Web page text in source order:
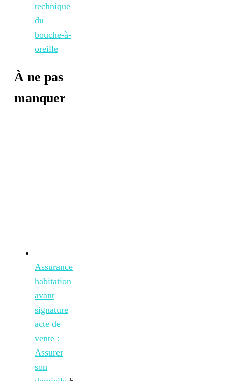
technique
du
bouche-à-
oreille
À ne pas
manquer
Assurance
habitation
avant
signature
acte de
vente :
Assurer
son